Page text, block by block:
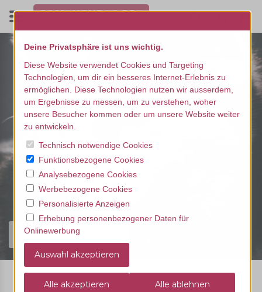
Finde dein Erlebnis...
Husky Sommerplausch
Deine Privatsphäre ist uns wichtig.
Diese Website verwendet Cookies und Targeting
Technologien, um dir ein besseres Internet-Erlebnis zu
ermöglichen. Diese Technologien nutzen wir ausserdem,
um Ergebnisse zu messen, um zu verstehen, woher
unsere Besucher kommen oder um unsere Website weiter
zu entwickeln.
Technisch notwendige Cookies
Funktionsbezogene Cookies
Analysebezogene Cookies
Werbebezogene Cookies
Personalisierte Anzeigen
Erhebung personenbezogener Daten für
Onlinewerbung